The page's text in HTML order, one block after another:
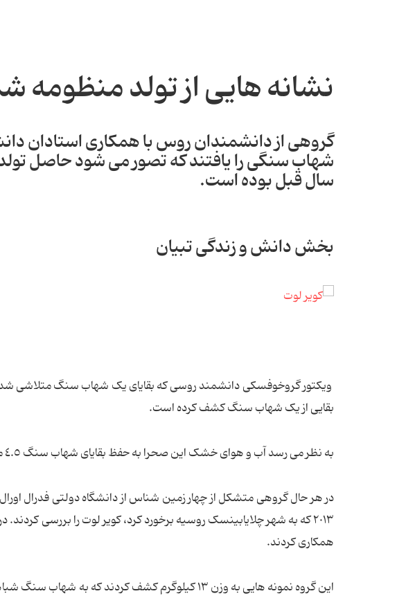
نشانه هایی از تولد منظومه
گروهی از دانشمندان روس با همکاری استادان
سال قبل بوده است.
بخش دانش و زندگی تبیان
بقایی از یک شهاب سنگ کشف کرده است.
به نظر می رسد آب و هوای خشک این صحرا به حفظ بقایای شهاب سنگ ٤.٥ میلیارد ساله کمک کرده است.
در هر حال گروهی متشکل از چهار زمین شناس از دانشگاه دولتی فدرال
٢٠١٣ که به شهر چلایابینسک روسیه برخورد کرد، کویر لوت را بررسی
همکاری کردند.